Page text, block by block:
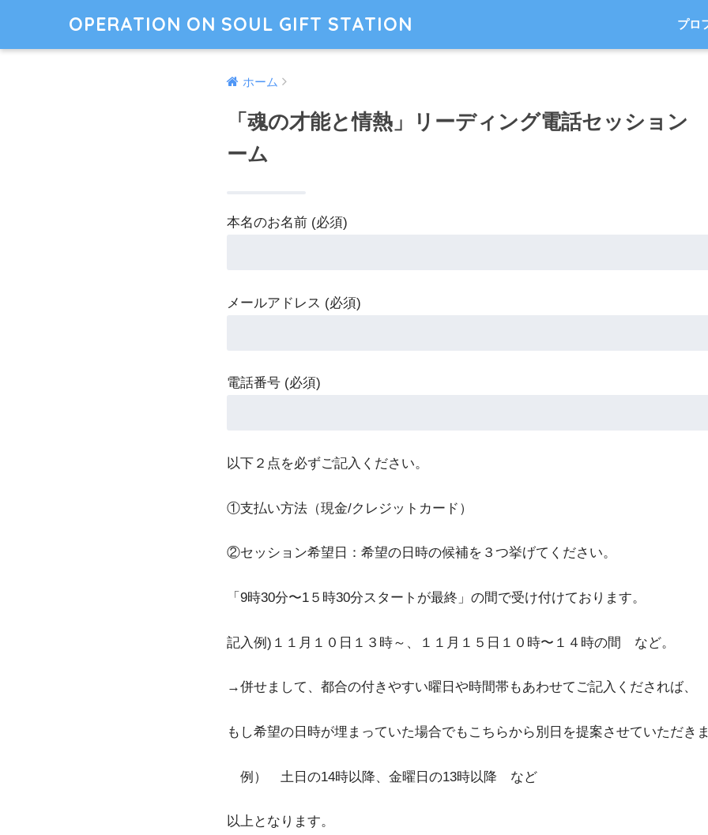
OPERATION ON SOUL GIFT STATION プロ
ホーム
「魂の才能と情熱」リーディング電話セッショ
ーム
本名のお名前 (必須)
メールアドレス (必須)
電話番号 (必須)
以下２点を必ずご記入ください。
①支払い方法（現金/クレジットカード）
②セッション希望日：希望の日時の候補を３つ挙げてください。
「9時30分〜1５時30分スタートが最終」の間で受け付けております。
記入例)１１月１０日１３時～、１１月１５日１０時〜１４時の間 など。
→併せまして、都合の付きやすい曜日や時間帯もあわせてご記入くだされば、
もし希望の日時が埋まっていた場合でもこちらから別日を提案させていただき
例） 土日の14時以降、金曜日の13時以降 など
以上となります。